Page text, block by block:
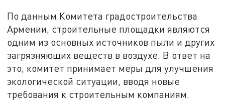
По данным Комитета градостроительства
Армении, строительные площадки являются
одним из основных источников пыли и других
загрязняющих веществ в воздухе. В ответ на
это, комитет принимает меры для улучшения
экологической ситуации, вводя новые
требования к строительным компаниям.